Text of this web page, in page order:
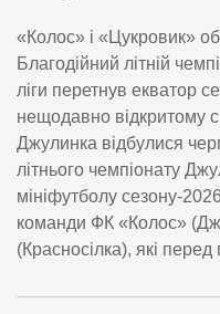
«Колос» і «Цукровик»
Благодійний літній
ліги перетнув екватор
нещодавно відкритому
Джулинка відбулися
літнього чемпіонату
мініфутболу сезону-
команди ФК «Колос»
(Красносілка), які